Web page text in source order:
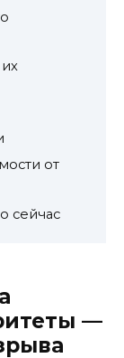
от
сейчас
—